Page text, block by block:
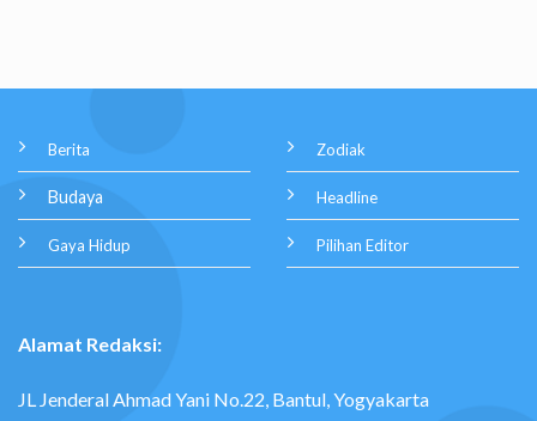
Berita
Budaya
Gaya Hidup
Zodiak
Headline
Pilihan Editor
Alamat Redaksi:
JL Jenderal Ahmad Yani No.22, Bantul, Yogyakarta